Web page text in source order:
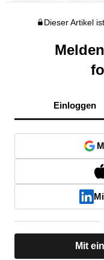
Dieser Artikel
Einloggen
Mit